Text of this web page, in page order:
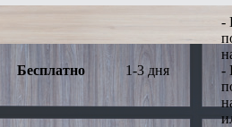
Бесплатно 1-3 дня
-
-